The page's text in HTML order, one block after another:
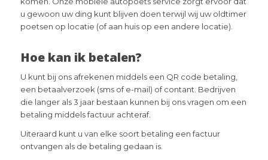
u gewoon uw ding kunt blijven doen terwijl wij uw oldtimer
poetsen op locatie (of aan huis op een andere locatie).
Hoe kan ik betalen?
U kunt bij ons afrekenen middels een QR code betaling,
een betaalverzoek (sms of e-mail) of contant. Bedrijven
die langer als 3 jaar bestaan kunnen bij ons vragen om een
betaling middels factuur achteraf.
Uiteraard kunt u van elke soort betaling een factuur
ontvangen als de betaling gedaan is.